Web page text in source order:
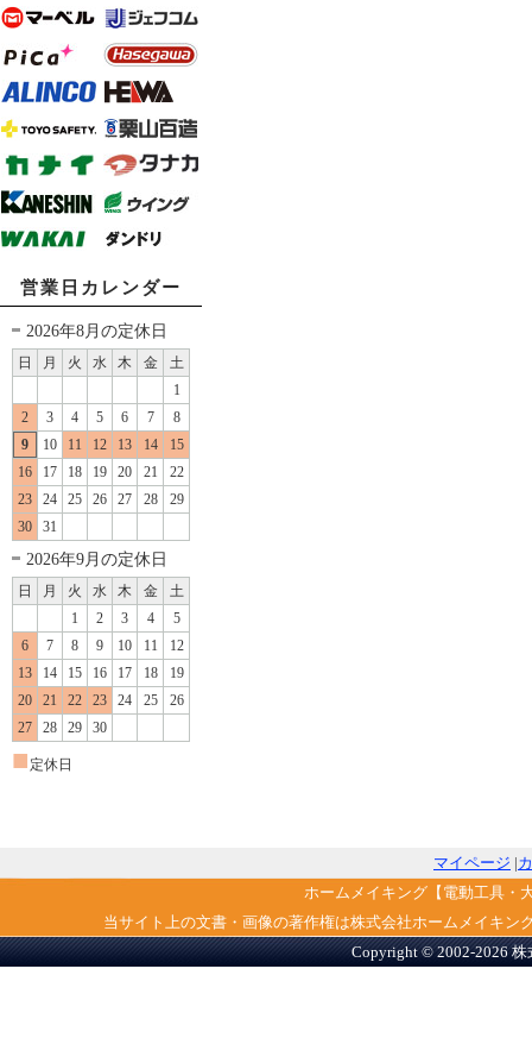
営業日カレンダー
2026年8月の定休日
日 月 火 水 木 金
土
1
2
3 4 5 6 7
8
9
10 11 12 13 14
15
16
17 18 19 20 21
22
23
24 25 26 27 28
29
30
31
2026年9月の定休日
日 月 火 水 木 金
土
1
2 3 4
5
6
7 8 9 10 11
12
13
14 15 16 17 18
19
20
21 22 23 24 25
26
27
28 29 30
■ 定休日
マイページ |
ホームメイキング【電動工具・
当サイト上の文書・画像の著作権は株式会社ホームメイキ
Copyright © 2002-2026